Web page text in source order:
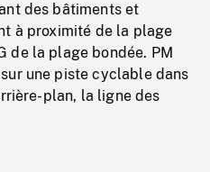
des bâtiments et
à proximité de la plage
de la plage bondée. PM
une piste cyclable dans
plan, la ligne des